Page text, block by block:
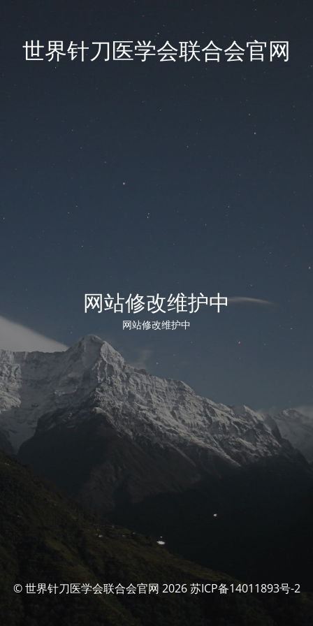
世界针刀医学会联合会官网
网站修改维护中
网站修改维护中
© 世界针刀医学会联合会官网 2026 苏ICP备14011893号-2